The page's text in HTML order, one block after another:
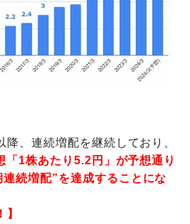
、連続増配を継続しており、
1株あたり5.2円」が予想通り
続増配”を達成することにな